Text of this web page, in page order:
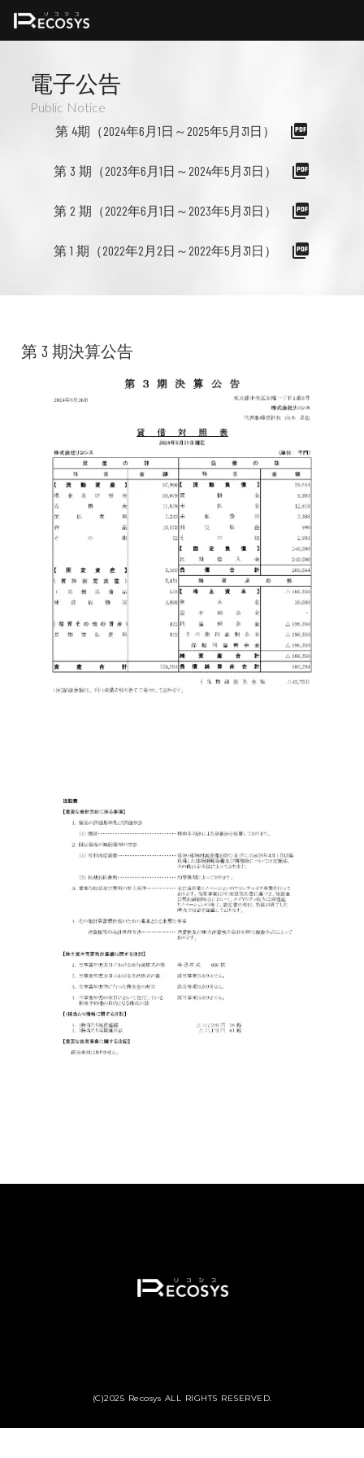
電子公告
Public Notice
第 4期（2024年6月1日～2025年5月31日）
picture_as_pdf
第 3 期（2023年6月1日～2024年5月31日） picture_as_pdf
第 2 期（2022年6月1日～2023年5月31日） picture_as_pdf
第 1 期（2022年2月2日～2022年5月31日） picture_as_pdf
第 3 期決算公告
(C)2025 Recosys ALL RIGHTS RESERVED.